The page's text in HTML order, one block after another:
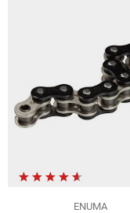
ENUMA